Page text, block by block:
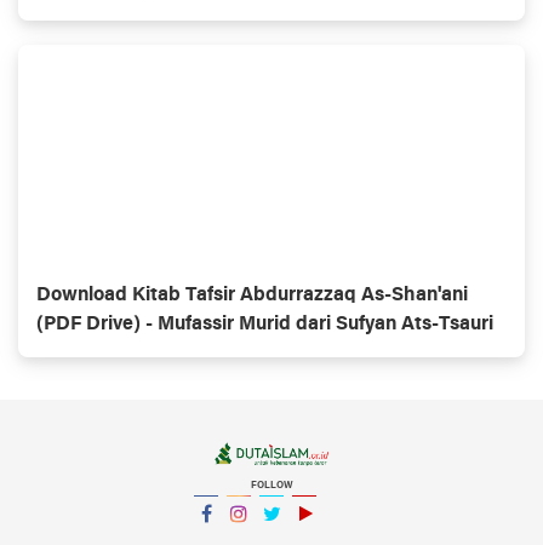
Download Kitab Tafsir Abdurrazzaq As-Shan'ani
(PDF Drive) - Mufassir Murid dari Sufyan Ats-Tsauri
FOLLOW